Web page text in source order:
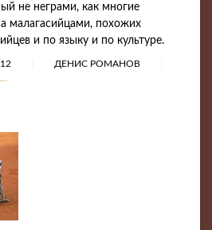
не неграми, как многие
малагасийцами, похожих
и по языку и по культуре.
ДЕНИС РОМАНОВ